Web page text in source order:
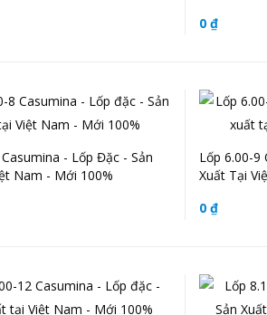
0 ₫
- Lốp Đặc - Sản
Nam - Mới 100%
Lốp 6.00-9
Xuất Tại
0 ₫